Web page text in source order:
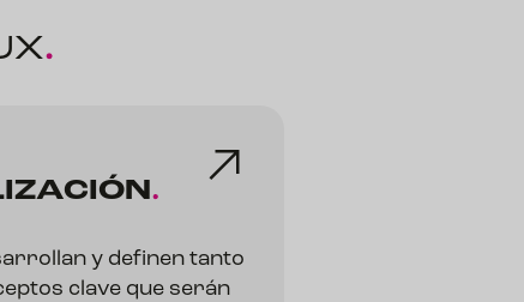
.
.
y definen tanto
clave que serán